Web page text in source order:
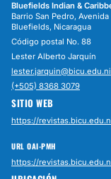
Bluefields Indian &
Barrio San Pedro,
Bluefields, Nicaragua
Código postal No. 88
Lester Alberto Jarquín
lester.jarquin@bicu.edu.ni
(+505) 8368 3079
SITIO WEB
https://
URL OAI-PMH
https://